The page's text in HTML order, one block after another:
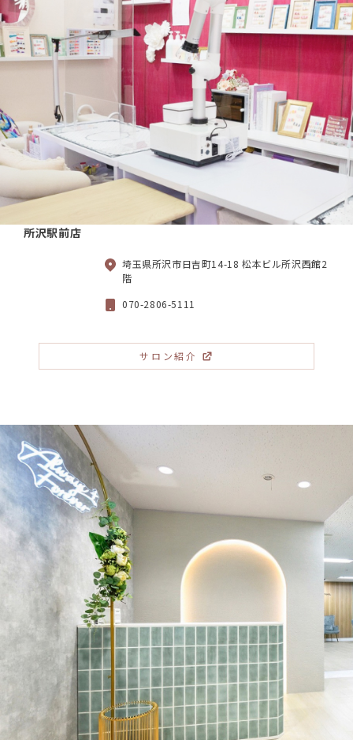
所沢駅前店
埼玉県所沢市日吉町14-18 松本ビル所沢西館2
階
070-2806-5111
サロン紹介